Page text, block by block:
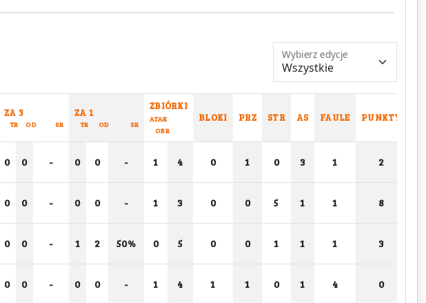
Wybierz edycje
ZA 3
TR OD SR
ZA 1
TR OD SR
ZBIÓRKI
ATAK
OBR
BLOKI PRZ STR AS FAULE PUNKTY
0 0 - 0 0 - 1 4 0 1 0 3 1 2
0 0 - 0 0 - 1 3 0 0 5 1 1 8
0 0 - 1 2 50% 0 5 0 0 1 1 1 3
0 0 - 0 0 - 1 4 1 1 0 1 4 0